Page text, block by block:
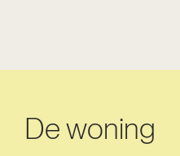
De woning